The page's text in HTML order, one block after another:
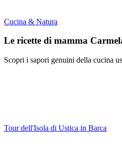
Cucina & Natura
Le ricette di mamma
Scopri i sapori genuini della cucina
Tour dell'Isola di Ustica in Barca